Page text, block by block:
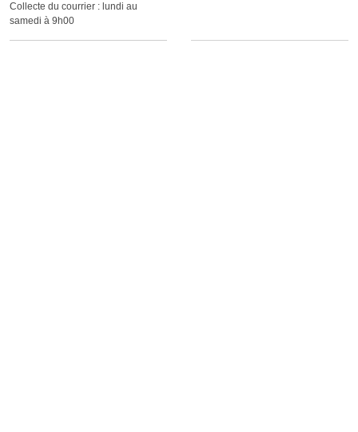
Collecte du courrier : lundi au
samedi à 9h00